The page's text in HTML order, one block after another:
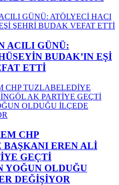
ACILI GÜNÜ:
BUDAK’IN EŞİ
ETTİ
CHP
EREN ALİ
GEÇTİ
YOĞUN OLDUĞU
DEĞİŞİYOR